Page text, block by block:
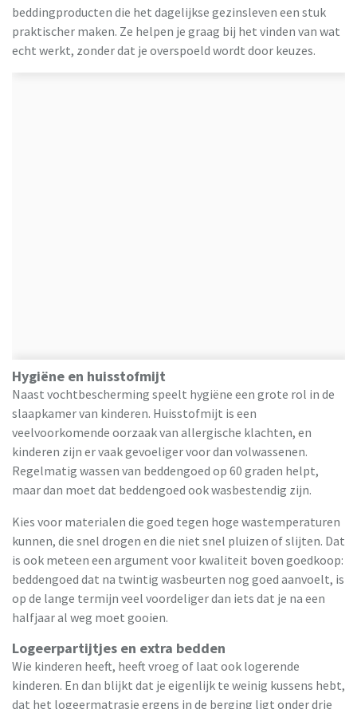
beddingproducten die het dagelijkse gezinsleven een stuk
praktischer maken. Ze helpen je graag bij het vinden van wat
echt werkt, zonder dat je overspoeld wordt door keuzes.
Hygiëne en huisstofmijt
Naast vochtbescherming speelt hygiëne een grote rol in de
slaapkamer van kinderen. Huisstofmijt is een
veelvoorkomende oorzaak van allergische klachten, en
kinderen zijn er vaak gevoeliger voor dan volwassenen.
Regelmatig wassen van beddengoed op 60 graden helpt,
maar dan moet dat beddengoed ook wasbestendig zijn.
Kies voor materialen die goed tegen hoge wastemperaturen
kunnen, die snel drogen en die niet snel pluizen of slijten. Dat
is ook meteen een argument voor kwaliteit boven goedkoop:
beddengoed dat na twintig wasbeurten nog goed aanvoelt, is
op de lange termijn veel voordeliger dan iets dat je na een
halfjaar al weg moet gooien.
Logeerpartijtjes en extra bedden
Wie kinderen heeft, heeft vroeg of laat ook logerende
kinderen. En dan blijkt dat je eigenlijk te weinig kussens hebt,
dat het logeermatrasje ergens in de berging ligt onder drie